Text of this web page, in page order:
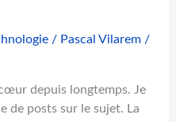
/ Pascal Vilarem /
depuis longtemps. Je
de posts sur le sujet. La